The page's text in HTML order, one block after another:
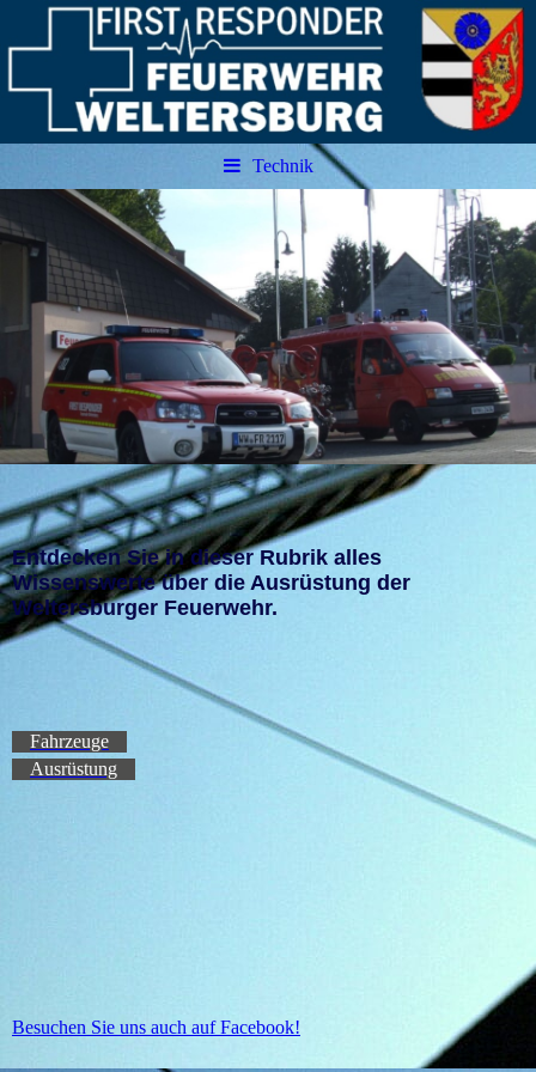
Technik
Entdecken Sie in dieser Rubrik alles
Wissenswerte über die Ausrüstung der
Weltersburger Feuerwehr.
Fahrzeuge
Ausrüstung
Besuchen Sie uns auch auf Facebook!